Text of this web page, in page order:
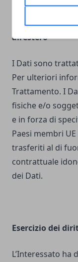
Luogo del
all’estero
I Dati sono
Per ulteriori
Trattamento. I
fisiche e/o
e in forza di
Paesi membri
trasferiti al di
contrattuale
dei Dati.
Esercizio dei
L’Interessato